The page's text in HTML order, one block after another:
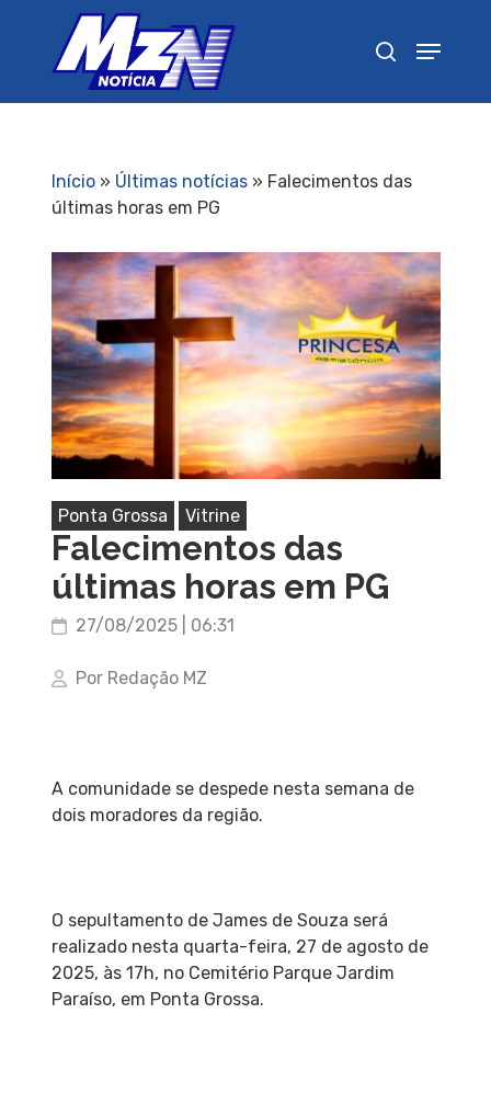
Início» Últimas notícias» Falecimentos das
últimas horas em PG
Ponta Grossa Vitrine
Falecimentos das
últimas horas em PG
27/08/2025 | 06:31
Por Redação MZ
A comunidade se despede nesta semana de
dois moradores da região.
O sepultamento de James de Souza será
realizado nesta quarta-feira, 27 de agosto de
2025, às 17h, no Cemitério Parque Jardim
Paraíso, em Ponta Grossa.